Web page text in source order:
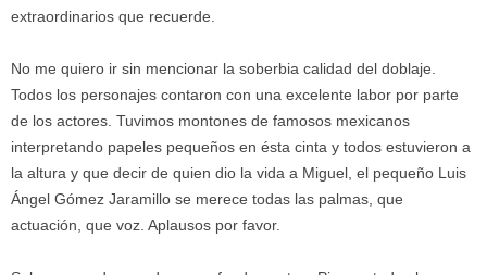
extraordinarios que recuerde.
No me quiero ir sin mencionar la soberbia calidad del doblaje.
Todos los personajes contaron con una excelente labor por parte
de los actores. Tuvimos montones de famosos mexicanos
interpretando papeles pequeños en ésta cinta y todos estuvieron a
la altura y que decir de quien dio la vida a Miguel, el pequeño Luis
Ángel Gómez Jaramillo se merece todas las palmas, que
actuación, que voz. Aplausos por favor.